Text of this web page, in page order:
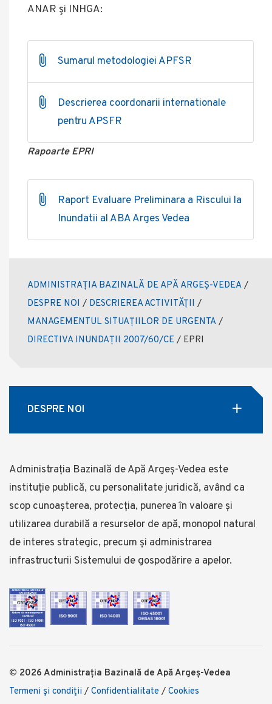
ANAR şi INHGA:
Sumarul metodologiei APFSR
Descrierea coordonarii internationale
pentru APSFR
Rapoarte EPRI
Raport Evaluare Preliminara a Riscului la
Inundatii al ABA Arges Vedea
ADMINISTRAȚIA BAZINALĂ DE APĂ ARGEȘ-VEDEA /
DESPRE NOI / DESCRIEREA ACTIVITĂȚII /
MANAGEMENTUL SITUAȚIILOR DE URGENTA /
DIRECTIVA INUNDAȚII 2007/60/CE / EPRI
DESPRE NOI
Administrația Bazinală de Apă Argeș-Vedea este
instituție publică, cu personalitate juridică, având ca
scop cunoașterea, protecția, punerea în valoare și
utilizarea durabilă a resurselor de apă, monopol natural
de interes strategic, precum și administrarea
infrastructurii Sistemului de gospodărire a apelor.
© 2026 Administrația Bazinală de Apă Argeș-Vedea
Termeni şi condiţii / Confidentialitate / Cookies